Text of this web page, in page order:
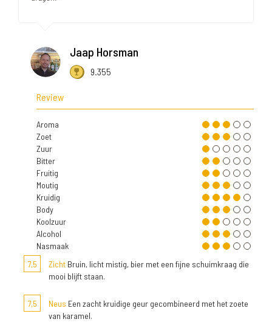
Jaap Horsman
9.355
Review
Aroma
Zoet
Zuur
Bitter
Fruitig
Moutig
Kruidig
Body
Koolzuur
Alcohol
Nasmaak
7,5
Zicht Bruin, licht mistig, bier met een fijne schuimkraag die
mooi blijft staan.
7,5 Neus Een zacht kruidige geur gecombineerd met het zoete
van karamel.